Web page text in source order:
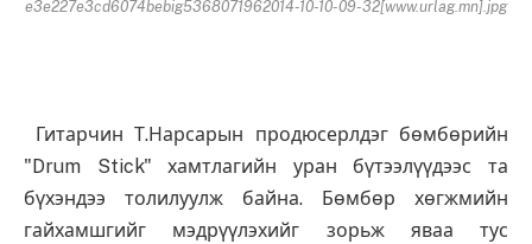
e3e227e3cd6074bebig5368071962014-10-10-09-32[www.urlag.mn].jpg
Гитарчин Т.Нарсарын продюсерлдэг бөмбөрийн
"Drum Stick" хамтлагийн уран бүтээлүүдээс та
бүхэндээ толилуулж байна. Бөмбөр хөгжмийн
гайхамшгийг мэдрүүлэхийг зорьж яваа тус